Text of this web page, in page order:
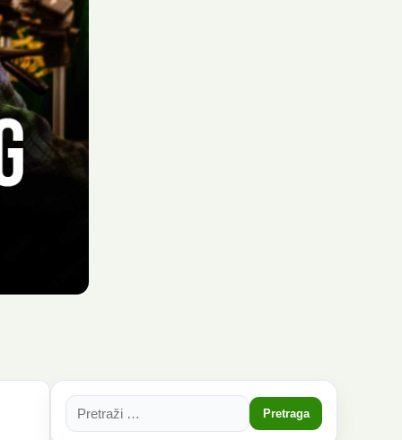
Pretraga: